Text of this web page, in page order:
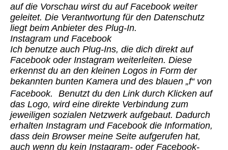
auf die Vorschau wirst du auf Facebook weiter
geleitet. Die Verantwortung für den Datenschutz
liegt beim Anbieter des Plug-In.
Instagram und Facebook
Ich benutze auch Plug-Ins, die dich direkt auf
Facebook oder Instagram weiterleiten. Diese
erkennst du an den kleinen Logos in Form der
bekannten bunten Kamera und des blauen „f“ von
Facebook. Benutzt du den Link durch Klicken auf
das Logo, wird eine direkte Verbindung zum
jeweiligen sozialen Netzwerk aufgebaut. Dadurch
erhalten Instagram und Facebook die Information,
dass dein Browser meine Seite aufgerufen hat,
auch wenn du kein Instagram- oder Facebook-